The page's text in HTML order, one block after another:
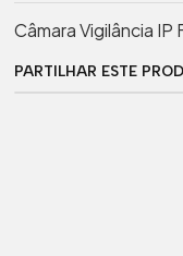
Câmara Vigilância IP
PARTILHAR ESTE